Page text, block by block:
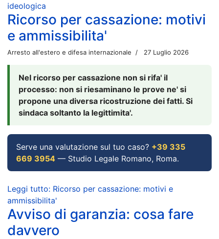
ideologica
Ricorso per cassazione: motivi
e ammissibilita'
Arresto all'estero e difesa internazionale 27 Luglio 2026
Nel ricorso per cassazione non si rifa' il
processo: non si riesaminano le prove ne' si
propone una diversa ricostruzione dei fatti. Si
sindaca soltanto la legittimita'.
Serve una valutazione sul tuo caso? +39 335
669 3954 — Studio Legale Romano, Roma.
Leggi tutto: Ricorso per cassazione: motivi e
ammissibilita'
Avviso di garanzia: cosa fare
davvero